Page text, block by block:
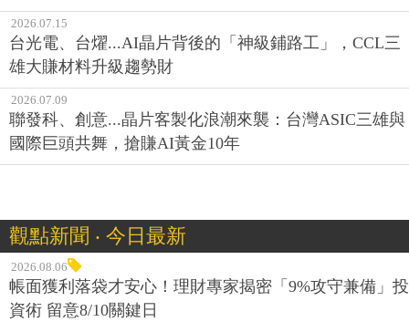
2026.07.15
台光電、台燿...AI晶片背後的「神級鋪路工」，CCL三
雄大賺材料升級趨勢財
2026.07.09
聯發科、創意...晶片客製化浪潮來襲：台灣ASIC三雄與
國際巨頭共舞，搶賺AI黃金10年
觀點新聞 ‧ 今日最新
2026.08.06
帳面獲利落袋才安心！理財專家揭密「9%攻守兼備」投
資術 留意8/10關鍵日